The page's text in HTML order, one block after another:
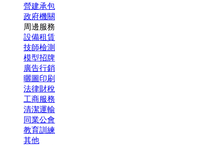
營建承包
政府機關
周邊服務
設備租賃
技師檢測
模型招牌
廣告行銷
曬圖印刷
法律財稅
工商服務
清潔運輸
同業公會
教育訓練
其他